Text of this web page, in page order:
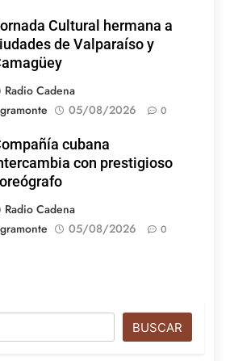
Cultural hermana a
de Valparaíso y
Radio Cadena
05/08/2026 0
cubana
con prestigioso
Radio Cadena
05/08/2026 0
BUSCAR